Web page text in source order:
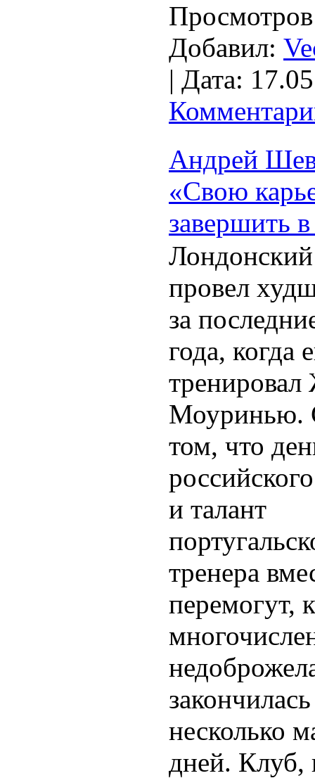
Добавил:
| Дата:
Андрей
«Свою
завершить
провел
за
года, когда
тренировал
Моуринью.
том, что
и талант
тренера
перемогут,
закончилась
несколько
дней. Клуб,